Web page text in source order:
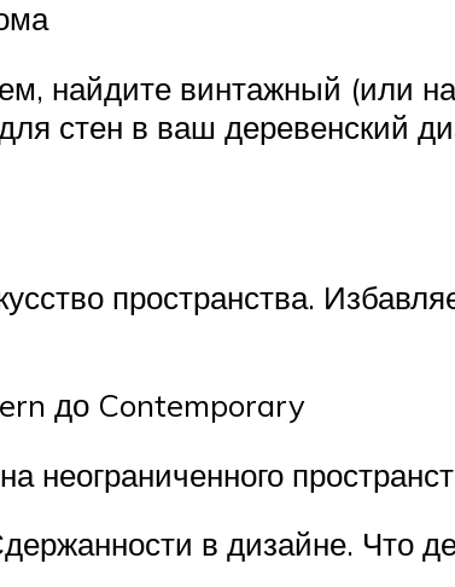
найдите винтажный (или
стен в ваш деревенский
пространства.
до Contemporary
неограниченного
в дизайне. Что